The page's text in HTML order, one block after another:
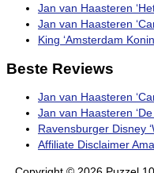
Jan van Haasteren
Jan van Haasteren
King ‘Amsterdam
Beste Reviews
Jan van Haasteren
Jan van Haasteren ‘De
Ravensburger Disney
Affiliate Disclaimer